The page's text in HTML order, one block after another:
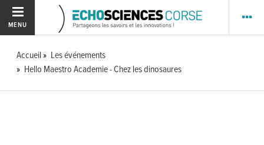
MENU
Accueil
Les événements
Hello Maestro Academie - Chez les dinosaures